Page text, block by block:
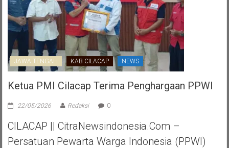
JAWA TENGAH KAB CILACAP NEWS
Ketua PMI Cilacap Terima Penghargaan PPWI
22/05/2026 Redaksi 0
CILACAP || CitraNewsindonesia.com –
Persatuan Pewarta Warga Indonesia (PPWI)